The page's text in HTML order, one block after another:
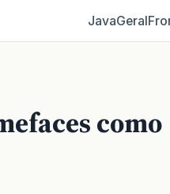
JavaGeral
como